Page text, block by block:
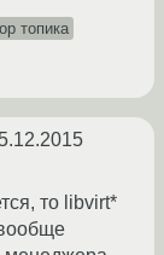
топика
то libvirt*